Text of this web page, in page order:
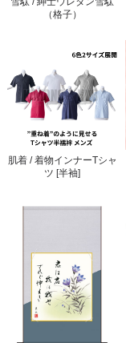
（格子）
肌着 / 着物インナーTシャ
ツ [半袖]